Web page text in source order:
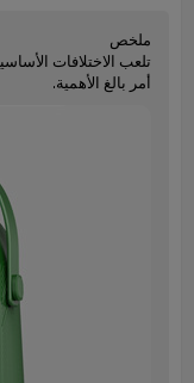
ملخص
تلعب الاختلافات
أمر بالغ الأهمية.